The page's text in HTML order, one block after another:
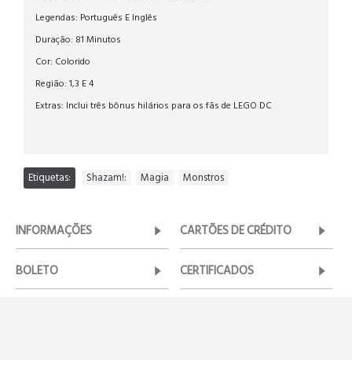
Legendas: Português E Inglês
Duração: 81 Minutos
Cor: Colorido
Região: 1,3 E 4
Extras: Inclui três bônus hilários para os fãs de LEGO DC
Etiquetas: Shazam!: Magia Monstros
INFORMAÇÕES CARTÕES DE CRÉDITO
BOLETO CERTIFICADOS